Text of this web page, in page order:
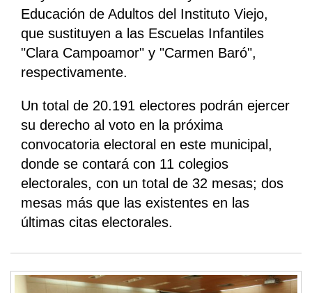
Educación de Adultos del Instituto Viejo,
que sustituyen a las Escuelas Infantiles
"Clara Campoamor" y "Carmen Baró",
respectivamente.
Un total de 20.191 electores podrán ejercer
su derecho al voto en la próxima
convocatoria electoral en este municipal,
donde se contará con 11 colegios
electorales, con un total de 32 mesas; dos
mesas más que las existentes en las
últimas citas electorales.